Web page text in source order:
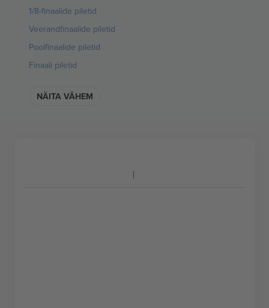
1/8-finaalide piletid
Veerandfinaalide piletid
Poolfinaalide piletid
Finaali piletid
NÄITA VÄHEM